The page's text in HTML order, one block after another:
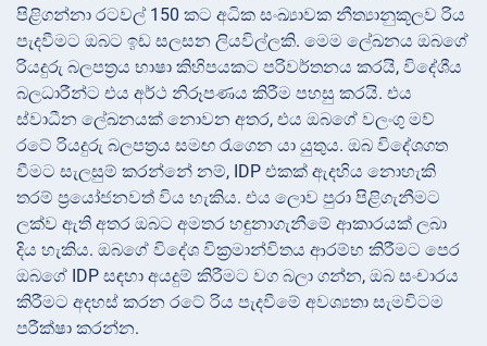
පිළිගන්නා රටවල් 150 කට අධික සංඛ්‍යාවක නීත්‍යානුකූලව රිය
පැදවීමට ඔබට ඉඩ සලසන ලියවිල්ලකි. මෙම ලේඛනය ඔබගේ
රියදුරු බලපත්‍රය භාෂා කිහිපයකට පරිවර්තනය කරයි, විදේශීය
බලධාරීන්ට එය අර්ථ නිරූපණය කිරීම පහසු කරයි. එය
ස්වාධීන ලේඛනයක් නොවන අතර, එය ඔබගේ වලංගු මව්
රටේ රියදුරු බලපත්‍රය සමඟ රැගෙන යා යුතුය. ඔබ විදේශගත
වීමට සැලසුම් කරන්නේ නම්, IDP එකක් ඇදහිය නොහැකි
තරම් ප්‍රයෝජනවත් විය හැකිය. එය ලොව පුරා පිළිගැනීමට
ලක්ව ඇති අතර ඔබට අමතර හඳුනාගැනීමේ ආකාරයක් ලබා
දිය හැකිය. ඔබගේ විදේශ වික්‍රමාන්විතය ආරම්භ කිරීමට පෙර
ඔබගේ IDP සඳහා අයදුම් කිරීමට වග බලා ගන්න, ඔබ සංචාරය
කිරීමට අදහස් කරන රටේ රිය පැදවීමේ අවශ්‍යතා සැමවිටම
පරීක්ෂා කරන්න.